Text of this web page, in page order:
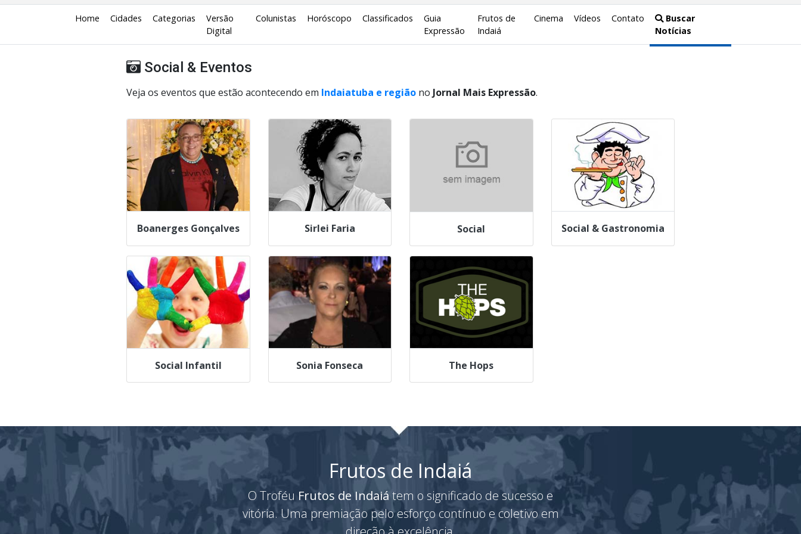
Home Cidades Categorias
Versão
Digital
Colunistas Horóscopo Classificados
Guia
Expressão
Frutos de
Indaiá
Cinema Vídeos Contato
Buscar
Notícias
Social & Eventos
Veja os eventos que estão acontecendo em Indaiatuba e região no Jornal Mais Expressão.
Boanerges Gonçalves Sirlei Faria Social Social & Gastronomia
Social Infantil Sonia Fonseca The Hops
Frutos de Indaiá
O Troféu Frutos de Indaiá tem o significado de sucesso e
vitória. Uma premiação pelo esforço contínuo e coletivo em